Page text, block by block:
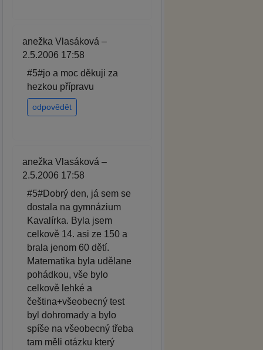
anežka Vlasáková –
2.5.2006 17:58
#5#jo a moc děkuji za
hezkou přípravu
odpovědět
anežka Vlasáková –
2.5.2006 17:58
#5#Dobrý den, já sem se
dostala na gymnázium
Kavalírka. Byla jsem
celkově 14. asi ze 150 a
brala jenom 60 dětí.
Matematika byla udělane
pohádkou, vše bylo
celkově lehké a
čeština+všeobecný test
byl dohromady a bylo
spíše na všeobecný třeba
tam měli otázku který